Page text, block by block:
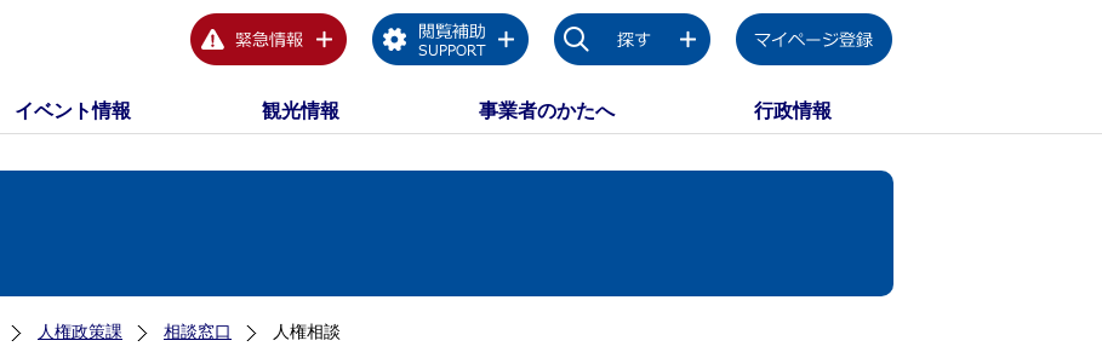
イベント情報 観光情報 事業者のかたへ 行政情報
人権政策課 相談窓口 人権相談